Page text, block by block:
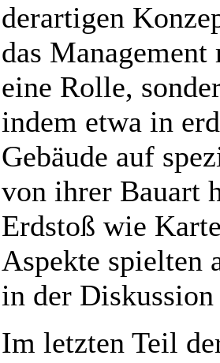
derartigen
das
eine Rolle,
indem etwa in
Gebäude auf
von ihrer Bauart
Erdstoß wie
Aspekte spielten
in der
Im letzten Teil